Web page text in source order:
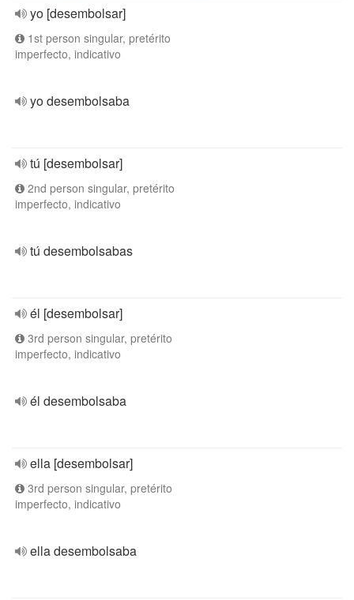
yo [desembolsar]
1st person singular, pretérito
imperfecto, indicativo
yo desembolsaba
tú [desembolsar]
2nd person singular, pretérito
imperfecto, indicativo
tú desembolsabas
él [desembolsar]
3rd person singular, pretérito
imperfecto, indicativo
él desembolsaba
ella [desembolsar]
3rd person singular, pretérito
imperfecto, indicativo
ella desembolsaba